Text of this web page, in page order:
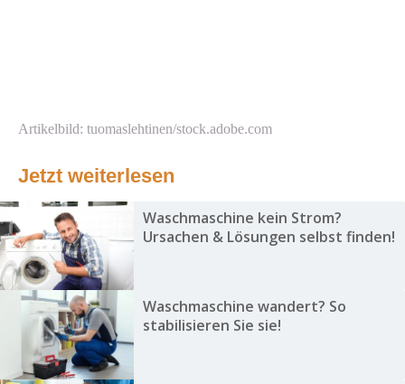
Artikelbild: tuomaslehtinen/stock.adobe.com
Jetzt weiterlesen
Waschmaschine kein Strom?
Ursachen & Lösungen selbst finden!
Waschmaschine wandert? So
stabilisieren Sie sie!